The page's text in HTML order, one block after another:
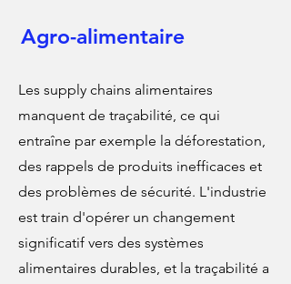
Agro-alimentaire
Les supply chains alimentaires
manquent de traçabilité, ce qui
entraîne par exemple la déforestation,
des rappels de produits inefficaces et
des problèmes de sécurité. L'industrie
est train d'opérer un changement
significatif vers des systèmes
alimentaires durables, et la traçabilité a